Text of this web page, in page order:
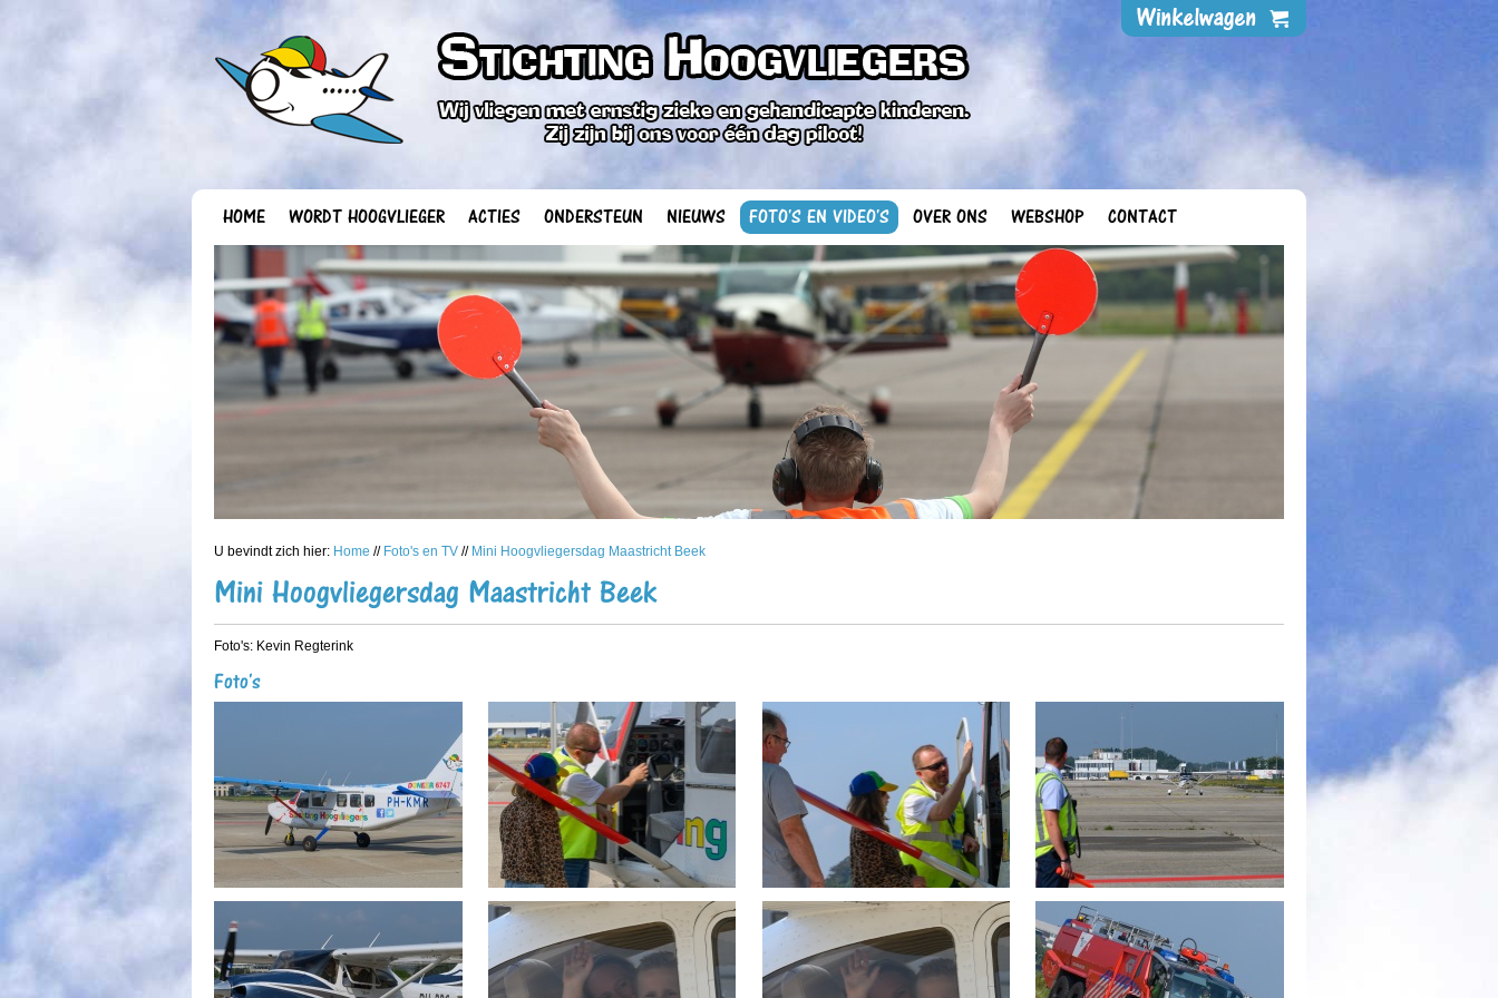
HOME WORDT HOOGVLIEGER ACTIES ONDERSTEUN NIEUWS FOTO'S EN VIDEO'S OVER ONS WEBSHOP CONTACT
U bevindt zich hier: Home // Foto's en TV // Mini Hoogvliegersdag Maastricht Beek
Mini Hoogvliegersdag Maastricht Beek
Foto's: Kevin Regterink
Foto's